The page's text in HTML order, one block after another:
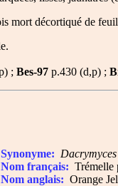
mort décortiqué de
; Bes-97 p.430 (d,p) ;
Synonyme:
Nom français: Trémelle
Nom anglais: Orange